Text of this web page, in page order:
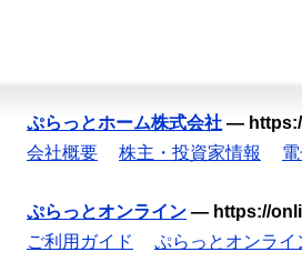
ぷらっとホーム株式会社 —
会社概要
株主・投資家情報
ぷらっとオンライン — https://
ご利用ガイド
ぷらっとオンライ